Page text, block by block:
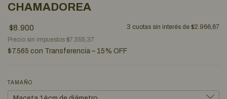
CHAMADOREA
$8.900 3 cuotas sin interés de $2.966,67
Precio sin impuestos $7.355,37
$7.565 con Transferencia – 15% OFF
TAMAÑO